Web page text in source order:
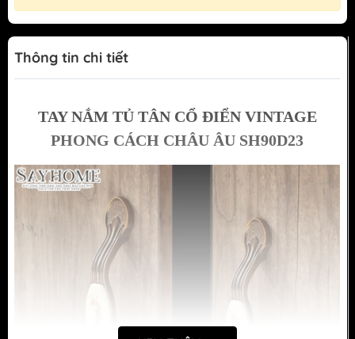
Thông tin chi tiết
TAY NẮM TỦ TÂN CỔ ĐIỂN VINTAGE
PHONG CÁCH CHÂU ÂU SH90D23